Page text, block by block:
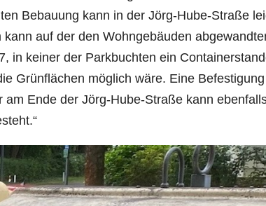
Bebauung kann in der Jörg-Hube-Straße
auf der den Wohngebäuden
in keiner der Parkbuchten ein
Grünflächen möglich wäre. Eine
am Ende der Jörg-Hube-Straße kann